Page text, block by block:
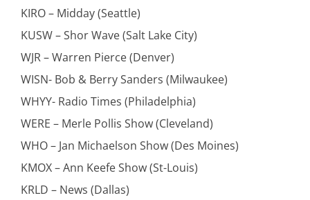
KIRO – Midday (Seattle)
KUSW – Shor Wave (Salt Lake City)
WJR – Warren Pierce (Denver)
WISN- Bob & Berry Sanders (Milwaukee)
WHYY- Radio Times (Philadelphia)
WERE – Merle Pollis Show (Cleveland)
WHO – Jan Michaelson Show (Des Moines)
KMOX – Ann Keefe Show (St-Louis)
KRLD – News (Dallas)